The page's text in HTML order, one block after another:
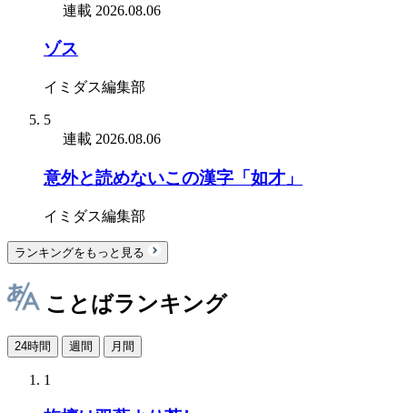
連載 2026.08.06
ゾス
イミダス編集部
5
連載 2026.08.06
意外と読めないこの漢字「如才」
イミダス編集部
ランキングをもっと見る
ことばランキング
24時間 週間 月間
1